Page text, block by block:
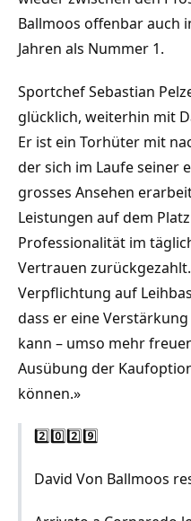
Ballmoos offenbar auch
Jahren als Nummer 1.
Sportchef Sebastian
glücklich, weiterhin mit
Er ist ein Torhüter mit
der sich im Laufe seiner
grosses Ansehen
Leistungen auf dem
Professionalität im
Vertrauen
Verpflichtung auf
dass er eine
kann – umso mehr
Ausübung der
können.»
2️⃣0️⃣2️⃣9️⃣
David Von Ballmoos